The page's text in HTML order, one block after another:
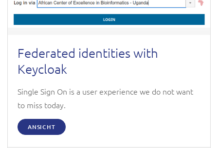
Federated identities with
Keycloak
Single Sign On is a user experience we do not want
to miss today.
ANSICHT